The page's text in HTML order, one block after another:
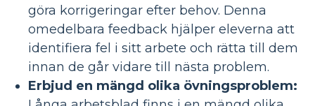
göra korrigeringar efter behov. Denna
omedelbara feedback hjälper eleverna att
identifiera fel i sitt arbete och rätta till dem
innan de går vidare till nästa problem.
Erbjud en mängd olika övningsproblem: